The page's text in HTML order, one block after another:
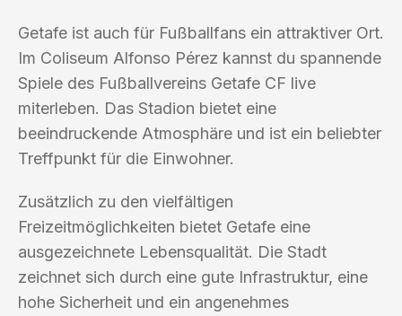
Getafe ist auch für Fußballfans ein attraktiver Ort.
Im Coliseum Alfonso Pérez kannst du spannende
Spiele des Fußballvereins Getafe CF live
miterleben. Das Stadion bietet eine
beeindruckende Atmosphäre und ist ein beliebter
Treffpunkt für die Einwohner.
Zusätzlich zu den vielfältigen
Freizeitmöglichkeiten bietet Getafe eine
ausgezeichnete Lebensqualität. Die Stadt
zeichnet sich durch eine gute Infrastruktur, eine
hohe Sicherheit und ein angenehmes